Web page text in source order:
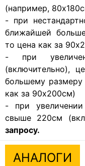
(например,
- при
ближайшей
то цена как за
- при
(включительно),
большему
как за 90х200см)
- при
свыше 220см
запросу.
АНАЛОГИ